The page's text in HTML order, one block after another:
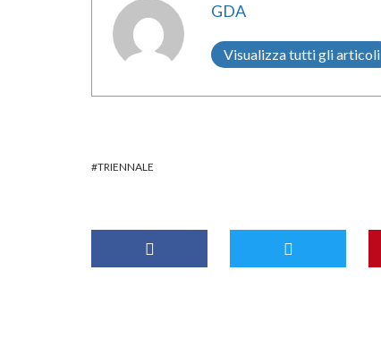
GDA
Visualizza tutti gli articoli
TRIENNALE